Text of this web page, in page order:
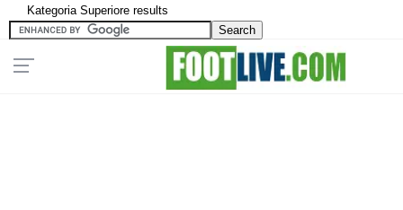
Kategoria Superiore results